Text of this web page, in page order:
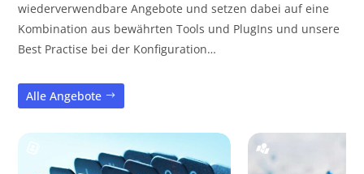
wiederverwendbare Angebote und setzen dabei auf eine
Kombination aus bewährten Tools und PlugIns und unsere
Best Practise bei der Konfiguration…
Alle Angebote